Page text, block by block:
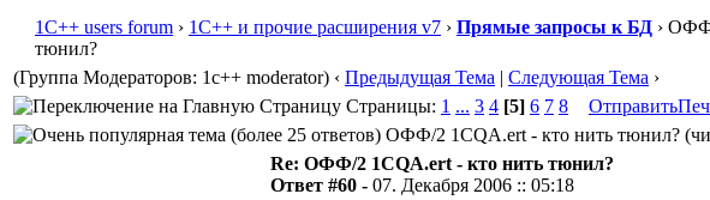
1С++ users forum › 1С++ и прочие расширения v7 › Прямые запросы к БД ›
тюнил?
(Группа Модераторов: 1c++ moderator) ‹ Предыдущая Тема | Следующая Тема ›
Страницы: 1 ... 3 4 [5] 6 7 8 Отправить
ОФФ/2 1CQA.ert - кто нить тюнил?
Re: ОФФ/2 1CQA.ert - кто нить тюнил?
Ответ #60 - 07. Декабря 2006 :: 05:18